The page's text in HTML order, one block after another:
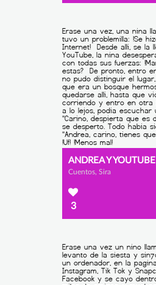
ANDREA Y YOUTUBE
Cuentos, Sira
3